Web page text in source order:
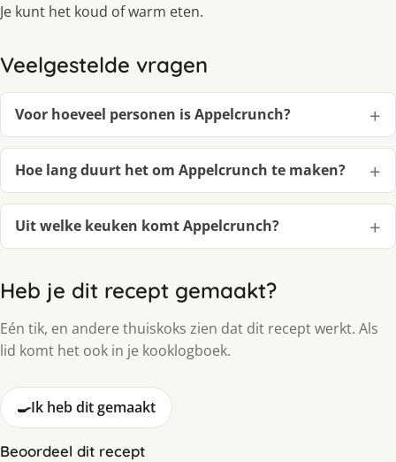
Je kunt het koud of warm eten.
Veelgestelde vragen
Voor hoeveel personen is Appelcrunch?
Hoe lang duurt het om Appelcrunch te maken?
Uit welke keuken komt Appelcrunch?
Heb je dit recept gemaakt?
Eén tik, en andere thuiskoks zien dat dit recept werkt. Als
lid komt het ook in je kooklogboek.
🍳Ik heb dit gemaakt
Beoordeel dit recept